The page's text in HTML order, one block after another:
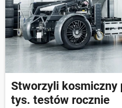
Stworzyli kosmiczny
tys. testów rocznie